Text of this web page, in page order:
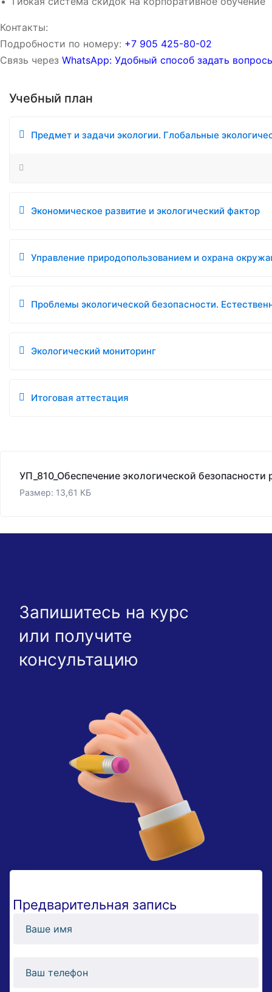
Контакты:
Подробности по номеру: ‪‪+7 905 425-80-02‬‬
Связь через WhatsApp: Удобный способ задать
Учебный план
Предмет и задачи экологии. Глобальные
Экономическое развитие и экологический фактор
Управление природопользованием и охрана
Проблемы экологической безопасности.
Экологический мониторинг
Итоговая аттестация
Размер: 13,61 КБ
Запишитесь на курс
или получите
консультацию
Предварительная запись